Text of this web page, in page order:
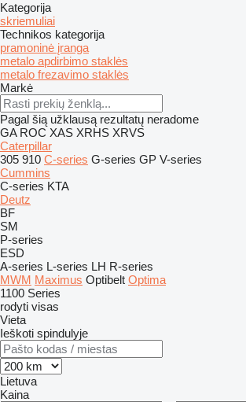
Kategorija
skriemuliai
Technikos kategorija
pramoninė įranga
metalo apdirbimo staklės
metalo frezavimo staklės
Markė
Pagal šią užklausą rezultatų neradome
GA ROC XAS XRHS XRVS
Caterpillar
305 910 C-series G-series GP V-series
Cummins
C-series KTA
Deutz
BF
SM
P-series
ESD
A-series L-series LH R-series
MWM Maximus Optibelt Optima
1100 Series
rodyti visas
Vieta
Ieškoti spindulyje
Lietuva
Kaina